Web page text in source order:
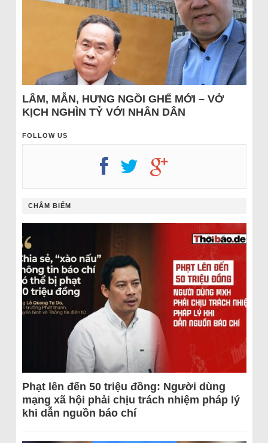
LÂM, MẪN, HƯNG NGỒI GHẾ MỚI – VỞ
KỊCH NGHÌN TỶ VỚI NHÂN DÂN
FOLLOW US
CHÂM BIẾM
Phạt lên đến 50 triệu đồng: Người dùng
mạng xã hội phải chịu trách nhiệm pháp lý
khi dẫn nguồn báo chí